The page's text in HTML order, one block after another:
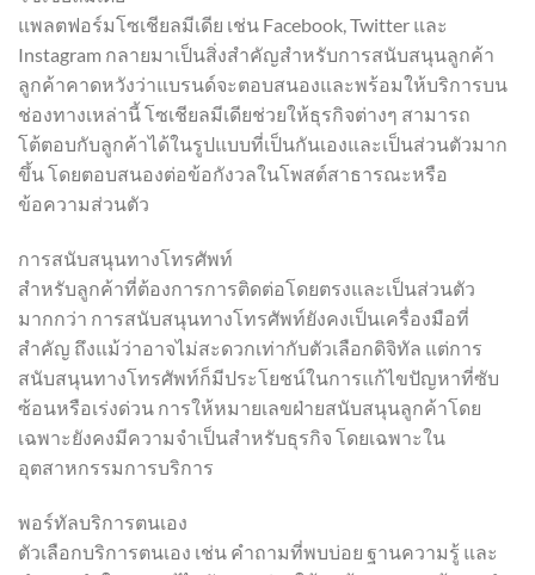
แพลตฟอร์มโซเชียลมีเดีย เช่น Facebook, Twitter และ
Instagram กลายมาเป็นสิ่งสำคัญสำหรับการสนับสนุนลูกค้า
ลูกค้าคาดหวังว่าแบรนด์จะตอบสนองและพร้อมให้บริการบน
ช่องทางเหล่านี้ โซเชียลมีเดียช่วยให้ธุรกิจต่างๆ สามารถ
โต้ตอบกับลูกค้าได้ในรูปแบบที่เป็นกันเองและเป็นส่วนตัวมาก
ขึ้น โดยตอบสนองต่อข้อกังวลในโพสต์สาธารณะหรือ
ข้อความส่วนตัว
การสนับสนุนทางโทรศัพท์
สำหรับลูกค้าที่ต้องการการติดต่อโดยตรงและเป็นส่วนตัว
มากกว่า การสนับสนุนทางโทรศัพท์ยังคงเป็นเครื่องมือที่
สำคัญ ถึงแม้ว่าอาจไม่สะดวกเท่ากับตัวเลือกดิจิทัล แต่การ
สนับสนุนทางโทรศัพท์ก็มีประโยชน์ในการแก้ไขปัญหาที่ซับ
ซ้อนหรือเร่งด่วน การให้หมายเลขฝ่ายสนับสนุนลูกค้าโดย
เฉพาะยังคงมีความจำเป็นสำหรับธุรกิจ โดยเฉพาะใน
อุตสาหกรรมการบริการ
พอร์ทัลบริการตนเอง
ตัวเลือกบริการตนเอง เช่น คำถามที่พบบ่อย ฐานความรู้ และ